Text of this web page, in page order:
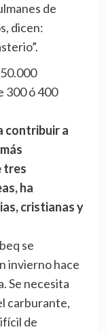
de
dicen:
300 ó 400
contribuir a
tres
ha
cristianas y
se
invierno hace
Se necesita
carburante,
de